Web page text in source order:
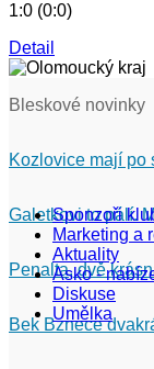
1:0 (0:0)
Detail
Bleskové novinky
Kozlovice mají po
Galetkovi to pálí.
Penalta, dvě
Bek Bznece
Sponzoři
Marketing a
Aktuality
Asko -
Diskuse
Umělka